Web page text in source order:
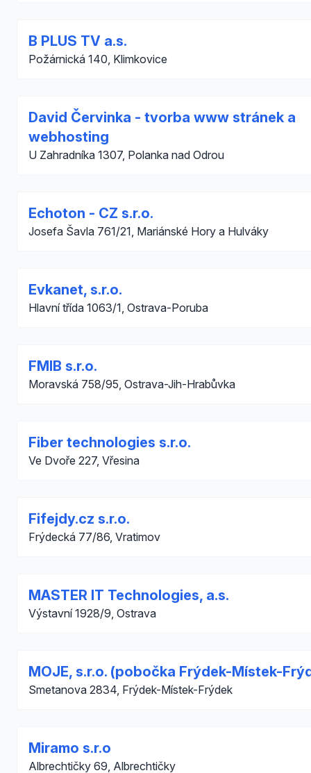
B PLUS TV a.s.
Požárnická 140, Klimkovice
David Červinka - tvorba www stránek a
webhosting
U Zahradníka 1307, Polanka nad Odrou
Echoton - CZ s.r.o.
Josefa Šavla 761/21, Mariánské Hory a Hulváky
Evkanet, s.r.o.
Hlavní třída 1063/1, Ostrava-Poruba
FMIB s.r.o.
Moravská 758/95, Ostrava-Jih-Hrabůvka
Fiber technologies s.r.o.
Ve Dvoře 227, Vřesina
Fifejdy.cz s.r.o.
Frýdecká 77/86, Vratimov
MASTER IT Technologies, a.s.
Výstavní 1928/9, Ostrava
MOJE, s.r.o. (pobočka Frýdek-Místek-
Smetanova 2834, Frýdek-Místek-Frýdek
Miramo s.r.o
Albrechtičky 69, Albrechtičky